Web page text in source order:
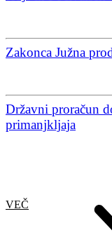
Zakonca Južna
Državni proračun
primanjkljaja
VEČ